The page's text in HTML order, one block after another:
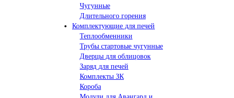
Чугунные
Длительного горения
Комплектующие для печей
Теплообменники
Трубы стартовые чугунные
Дверцы для облицовок
Заряд для печей
Комплекты ЗК
Короба